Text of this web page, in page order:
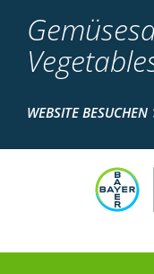
WEBSITE BESUCHEN